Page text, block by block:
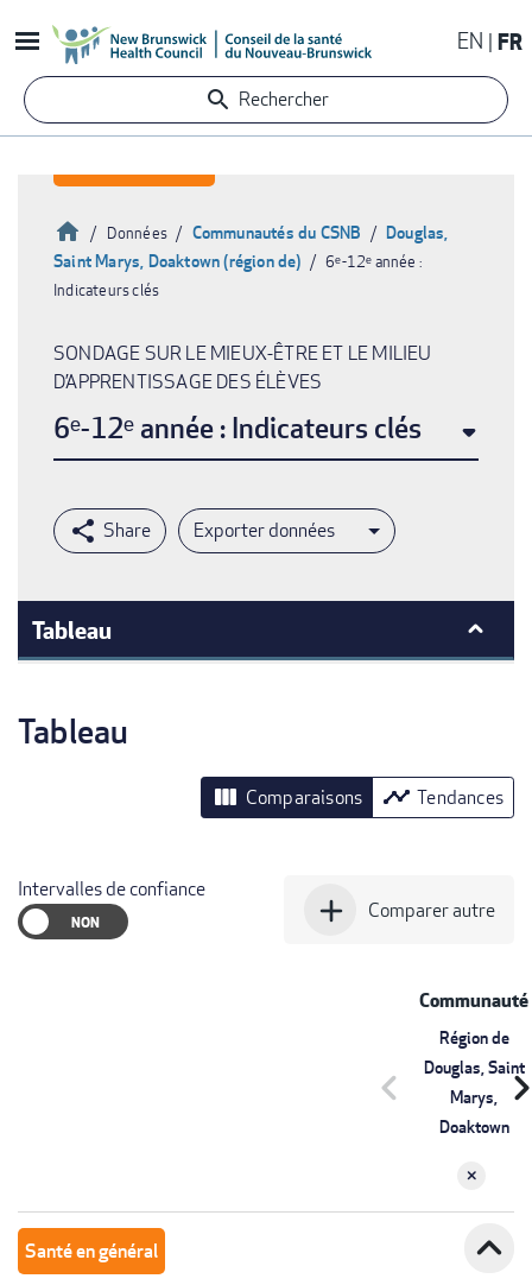
au
contenu
principal
EN FR
Rechercher
Fil
Accueil
Données Communautés du CSNB
Douglas,
Saint Marys, Doaktown (région de)
6ᵉ-12ᵉ année :
Indicateurs clés
SONDAGE SUR LE MIEUX-ÊTRE ET LE MILIEU
D’APPRENTISSAGE DES ÉLÈVES
6ᵉ-12ᵉ année : Indicateurs clés
Exporter données
Tableau
Tableau
view_column Comparaisons timeline Tendances
Intervalles de confiance
add Comparer autre
Communauté
Région de
Douglas, Saint
Marys,
Doaktown
chevron_left
Santé en général expand_less